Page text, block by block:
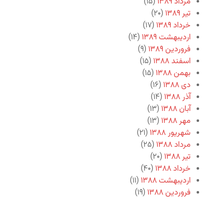
تیر ۱۳۸۹
(۲۰)
خرداد ۱۳۸۹
(۱۷)
اردیبهشت ۱۳۸۹
(۱۴)
فروردین ۱۳۸۹
(۹)
اسفند ۱۳۸۸
(۱۵)
بهمن ۱۳۸۸
(۱۵)
دی ۱۳۸۸
(۱۶)
آذر ۱۳۸۸
(۱۴)
آبان ۱۳۸۸
(۱۳)
مهر ۱۳۸۸
(۱۳)
شهریور ۱۳۸۸
(۲۱)
مرداد ۱۳۸۸
(۲۵)
تیر ۱۳۸۸
(۲۰)
خرداد ۱۳۸۸
(۴۰)
اردیبهشت ۱۳۸۸
(۱۱)
فروردین ۱۳۸۸
(۱۹)